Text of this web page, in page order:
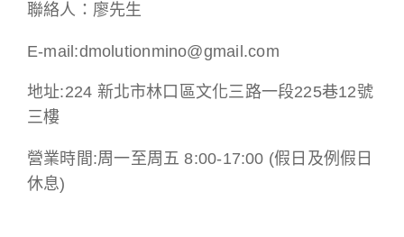
聯絡人：廖先生
E-mail:dmolutionmino@gmail.com
地址:224 新北市林口區文化三路一段225巷12號
三樓
營業時間:周一至周五 8:00-17:00 (假日及例假日
休息)